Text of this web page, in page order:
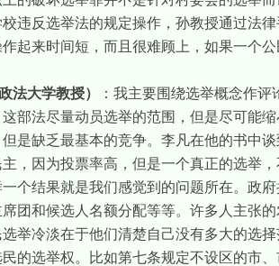
违反选举法的规定操作，孙教授通过法
起来时间短，而且很难顾上，如果一个
法大学教授）
：我主要围绕选举概念作
部法尽量动员选举的范围，但是尽可能
是缺乏最基本的竞争。李凡在他的书中
，因为投票率高，但是一个真正的选举
个结果就是我们感觉到的问题所在。政
团和候选人名额分配等等。许多人主张
举冷淡在于他们清楚自己没有多大的选
的选举权。比如第七条规定不设区的市